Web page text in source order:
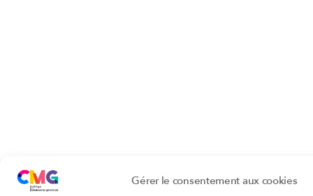
Gérer le consentement aux cookies